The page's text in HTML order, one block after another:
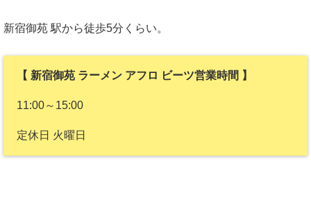
新宿御苑 駅から徒歩5分くらい。
【 新宿御苑 ラーメン アフロ ビーツ営業時間 】
11:00～15:00
定休日 火曜日